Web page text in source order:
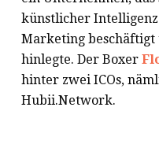
künstlicher
Marketing beschäftigt
hinlegte. Der Boxer
hinter zwei ICOs,
Hubii.Network.